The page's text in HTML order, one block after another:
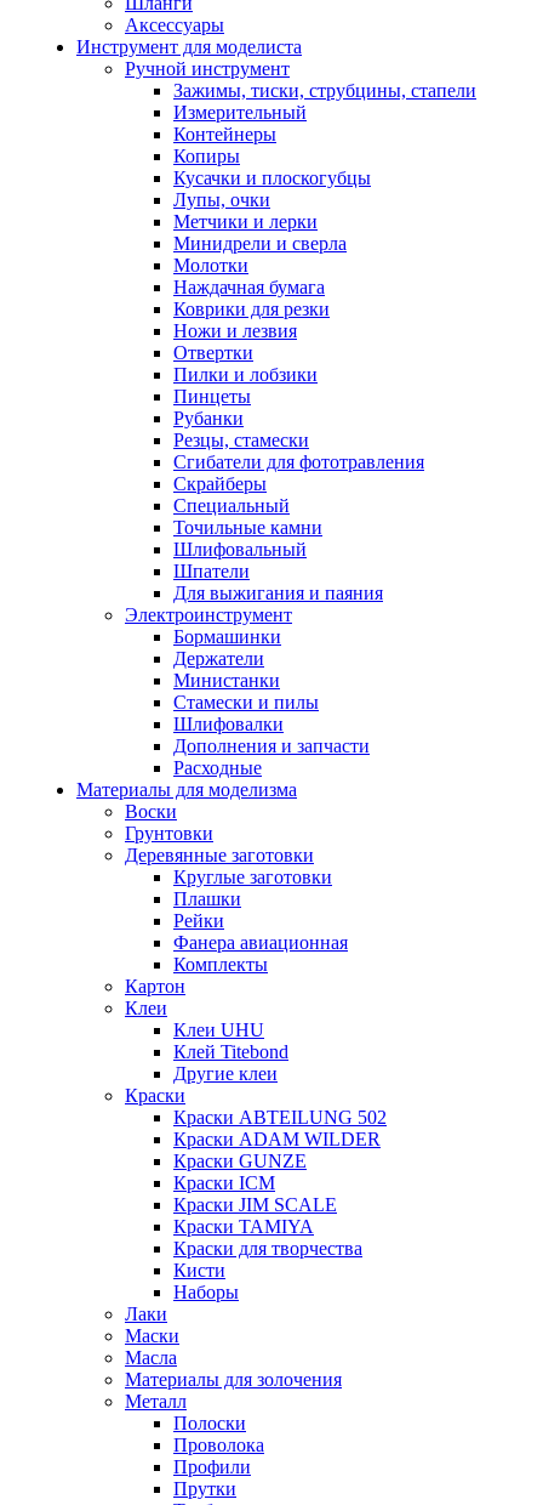
Аксессуары
Инструмент для моделиста
Ручной инструмент
Зажимы, тиски, струбцины, стапели
Измерительный
Контейнеры
Копиры
Кусачки и плоскогубцы
Лупы, очки
Метчики и лерки
Минидрели и сверла
Молотки
Наждачная бумага
Коврики для резки
Ножи и лезвия
Отвертки
Пилки и лобзики
Пинцеты
Рубанки
Резцы, стамески
Сгибатели для фототравления
Скрайберы
Специальный
Точильные камни
Шлифовальный
Шпатели
Для выжигания и паяния
Электроинструмент
Бормашинки
Держатели
Министанки
Стамески и пилы
Шлифовалки
Дополнения и запчасти
Расходные
Материалы для моделизма
Воски
Грунтовки
Деревянные заготовки
Круглые заготовки
Плашки
Рейки
Фанера авиационная
Комплекты
Картон
Клеи
Клеи UHU
Клей Titebond
Другие клеи
Краски
Краски ABTEILUNG 502
Краски ADAM WILDER
Краски GUNZE
Краски ICM
Краски JIM SCALE
Краски TAMIYA
Краски для творчества
Кисти
Наборы
Лаки
Маски
Масла
Материалы для золочения
Металл
Полоски
Проволока
Профили
Прутки